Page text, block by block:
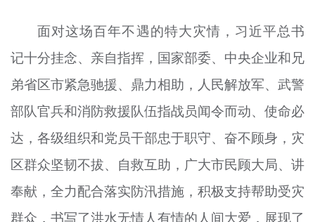
面对这场百年不遇的特大灾情，习近平总书
记十分挂念、亲自指挥，国家部委、中央企业和兄
弟省区市紧急驰援、鼎力相助，人民解放军、武警
部队官兵和消防救援队伍指战员闻令而动、使命必
达，各级组织和党员干部忠于职守、奋不顾身，灾
区群众坚韧不拔、自救互助，广大市民顾大局、讲
奉献，全力配合落实防汛措施，积极支持帮助受灾
群众，书写了洪水无情人有情的人间大爱，展现了